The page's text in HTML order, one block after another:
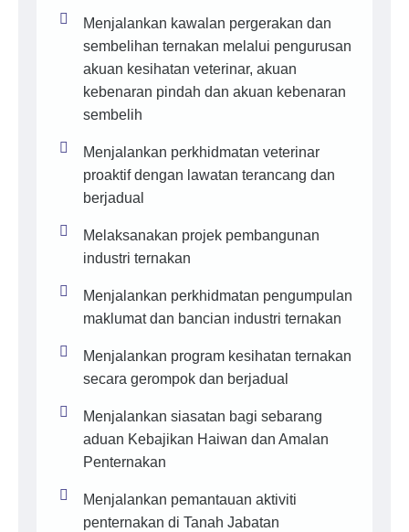
Menjalankan kawalan pergerakan dan
sembelihan ternakan melalui pengurusan
akuan kesihatan veterinar, akuan
kebenaran pindah dan akuan kebenaran
sembelih
Menjalankan perkhidmatan veterinar
proaktif dengan lawatan terancang dan
berjadual
Melaksanakan projek pembangunan
industri ternakan
Menjalankan perkhidmatan pengumpulan
maklumat dan bancian industri ternakan
Menjalankan program kesihatan ternakan
secara gerompok dan berjadual
Menjalankan siasatan bagi sebarang
aduan Kebajikan Haiwan dan Amalan
Penternakan
Menjalankan pemantauan aktiviti
penternakan di Tanah Jabatan